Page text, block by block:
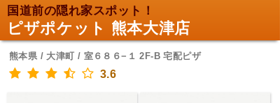
国道前の隠れ家スポット！
ピザポケット 熊本大津店
熊本県 / 大津町 / 室６８６−１ 2F-B 宅配ピザ
3.6